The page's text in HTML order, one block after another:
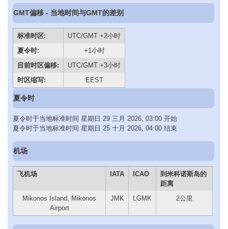
GMT偏移 - 当地时间与GMT的差别
标准时区:
UTC/GMT +2小时
夏令时:
+1小时
目前时区偏移:
UTC/GMT +3小时
时区缩写:
EEST
夏令时
夏令时于当地标准时间 星期日 29 三月 2026, 03:00 开始
夏令时于当地标准时间 星期日 25 十月 2026, 04:00 结束
机场
飞机场 IATA ICAO
到米科诺斯岛的
距离
Mikonos Island, Mikonos
Airport
JMK LGMK 2公里